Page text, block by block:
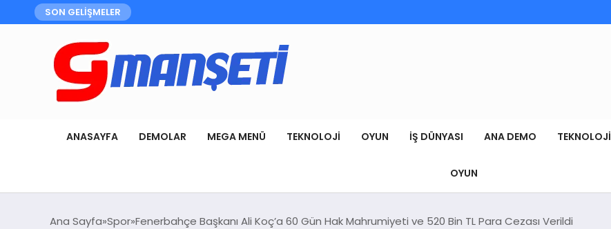
SON GELİŞMELER
ANASAYFA DEMOLAR MEGA MENÜ TEKNOLOJI OYUN İŞ DÜNYASI ANA DEMO TEKNOLOJI
OYUN
Ana Sayfa Spor Fenerbahçe Başkanı Ali Koç’a 60 Gün Hak Mahrumiyeti ve 520 Bin TL Para Cezası Verildi